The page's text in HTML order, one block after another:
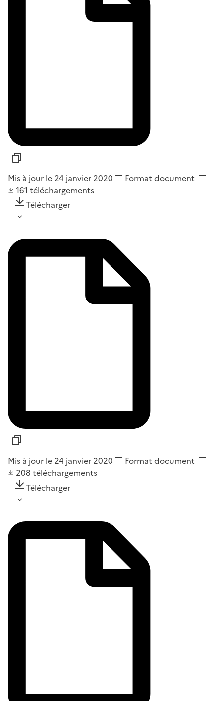
Mis à jour le 24 janvier 2020 Format document
161 téléchargements
Télécharger
Mis à jour le 24 janvier 2020 Format document
208 téléchargements
Télécharger